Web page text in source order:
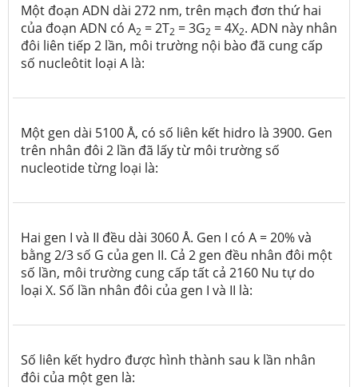
Một đoạn ADN dài 272 nm, trên mạch đơn thứ hai
của đoạn ADN có A2 = 2T2 = 3G2 = 4X2. ADN này nhân
đôi liên tiếp 2 lần, môi trường nội bào đã cung cấp
số nucleôtit loại A là:
Một gen dài 5100 Å, có số liên kết hidro là 3900. Gen
trên nhân đôi 2 lần đã lấy từ môi trường số
nucleotide từng loại là:
Hai gen I và II đều dài 3060 Å. Gen I có A = 20% và
bằng 2/3 số G của gen II. Cả 2 gen đều nhân đôi một
số lần, môi trường cung cấp tất cả 2160 Nu tự do
loại X. Số lần nhân đôi của gen I và II là:
Số liên kết hydro được hình thành sau k lần nhân
đôi của một gen là: